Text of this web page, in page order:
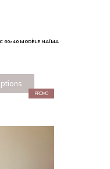
60×40 MODÈLE NAÏMA
PROMO